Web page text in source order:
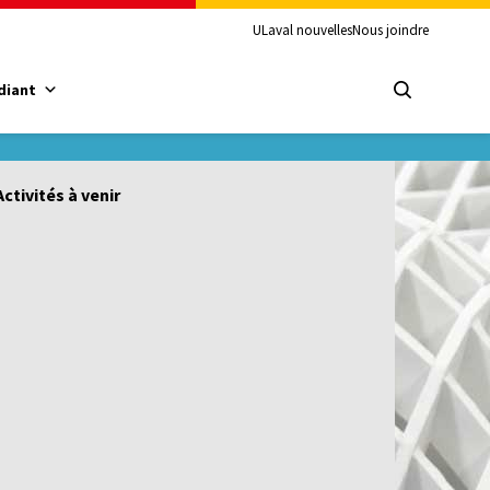
ULaval nouvellesNous joindre
à venir